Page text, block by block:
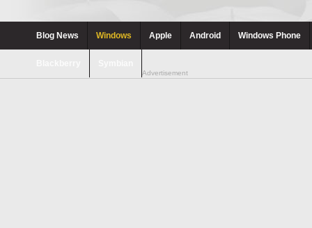
Blog News Windows Apple Android Windows Phone
Advertisement